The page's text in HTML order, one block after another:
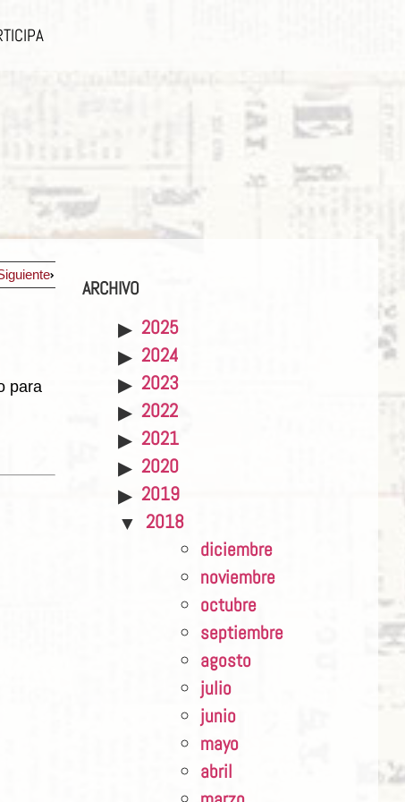
para
ARCHIVO
2025
2024
2023
2022
2021
2020
2019
2018
diciembre
noviembre
octubre
septiembre
agosto
julio
junio
mayo
abril